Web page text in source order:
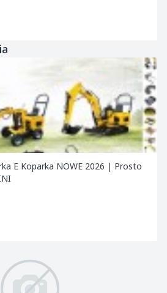
E Koparka NOWE 2026 | Prosto